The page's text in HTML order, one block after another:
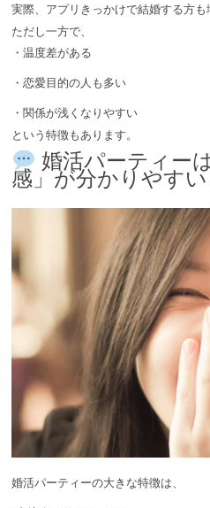
実際、アプリきっかけで結婚する方も
ただし一方で、
・温度差がある
・恋愛目的の人も多い
・関係が浅くなりやすい
という特徴もあります。
婚活パーティー
感」が分かりやすい
婚活パーティーの大きな特徴は、